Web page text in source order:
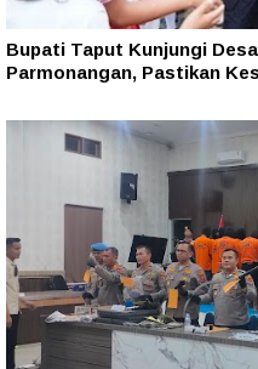
Bupati Taput Kunjungi
Parmonangan, Pastikan